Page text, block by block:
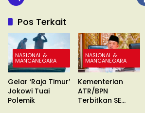
Pos Terkait
NASIONAL &
MANCANEGARA
Gelar ‘Raja Timur’
Jokowi Tuai
Polemik
NASIONAL &
MANCANEGARA
Kementerian
ATR/BPN
Terbitkan SE